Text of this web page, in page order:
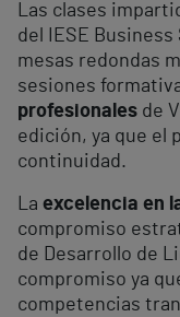
Las clases
del IESE
mesas redondas
sesiones
profesionales de
edición, ya que el
continuidad.
La excelencia en
compromiso
de Desarrollo de
compromiso ya
competencias